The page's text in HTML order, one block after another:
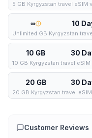
5 GB Kyrgyzstan travel eSIM
∞ 10
Unlimited GB Kyrgyzstan
10 GB 30
10 GB Kyrgyzstan travel
20 GB 30
20 GB Kyrgyzstan travel
Customer Reviews